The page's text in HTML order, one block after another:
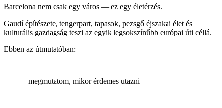
Barcelona nem csak egy város — ez egy életérzés.
Gaudí építészete, tengerpart, tapasok, pezsgő éjszakai élet és
kulturális gazdagság teszi az egyik legsokszínűbb európai úti céllá.
Ebben az útmutatóban:
megmutatom, mikor érdemes utazni